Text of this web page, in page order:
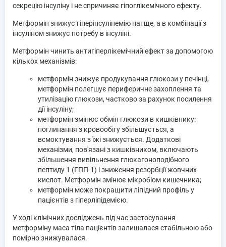
секрецію інсуліну і не спричиняє гіпоглікемічного ефекту.
Метформін знижує гіперінсулінемію натще, а в комбінації з
інсуліном знижує потребу в інсуліні.
Метформін чинить антигіперлікемічний ефект за допомогою
кількох механізмів:
метформін знижує продукування глюкози у печінці,
метформін полегшує периферичне захоплення та
утилізацію глюкози, частково за рахунок посилення
дії інсуліну;
метформін змінює обмін глюкози в кишківнику:
поглинання з кровообігу збільшується, а
всмоктування з їжі знижується. Додаткові
механізми, пов'язані з кишківником, включають
збільшення вивільнення глюкагоноподібного
пептиду 1 (ГПП-1) і зниження резорбції жовчних
кислот. Метформін змінює мікробіом кишечника;
метформін може покращити ліпідний профіль у
пацієнтів з гіперліпідемією.
У ході клінічних досліджень під час застосування
метформіну маса тіла пацієнтів залишалася стабільною або
помірно знижувалася.